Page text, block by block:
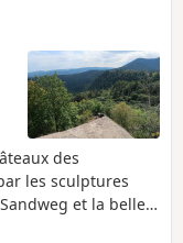
des
les sculptures
et la belle